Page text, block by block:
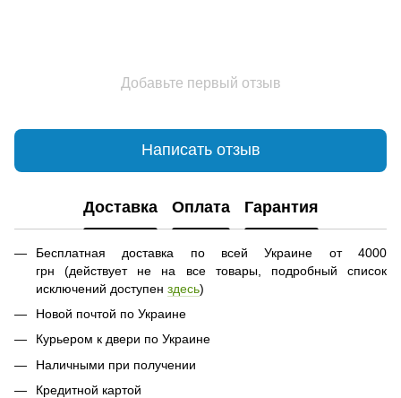
Добавьте первый отзыв
Написать отзыв
Доставка Оплата Гарантия
Бесплатная доставка по всей Украине от 4000
грн (действует не на все товары, подробный список
исключений доступен здесь)
Новой почтой по Украине
Курьером к двери по Украине
Наличными при получении
Кредитной картой